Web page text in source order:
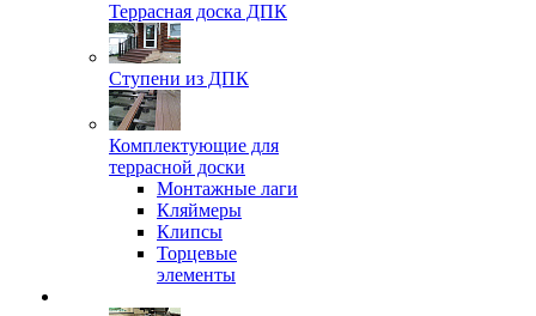
Террасная доска ДПК
Ступени из ДПК
Комплектующие для
террасной доски
Монтажные лаги
Кляймеры
Клипсы
Торцевые
элементы